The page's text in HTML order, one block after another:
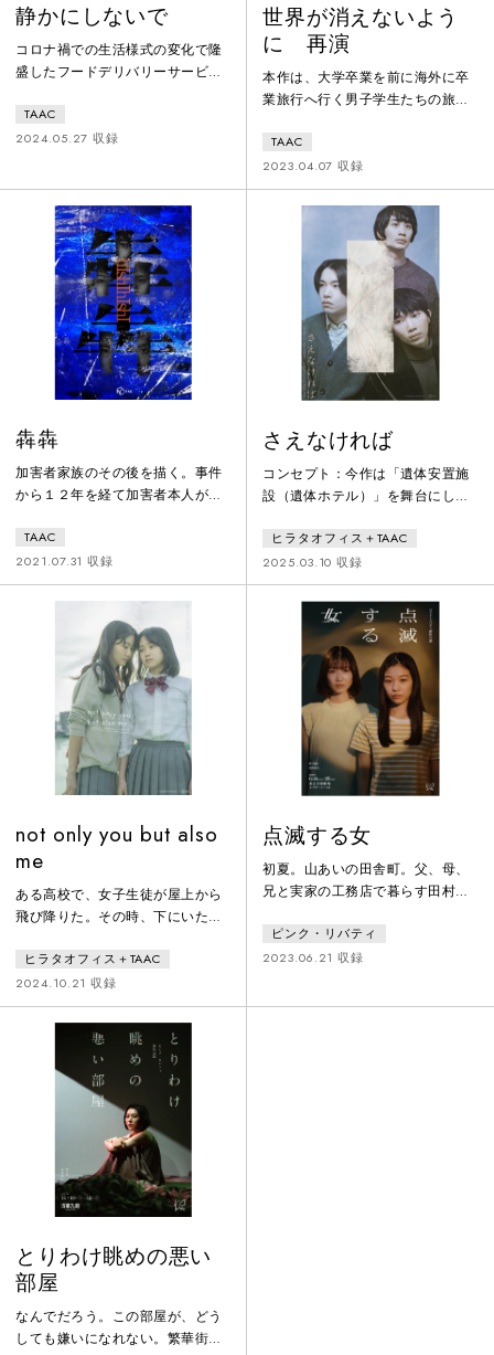
静かにしないで
コロナ禍での生活様式の変化で隆
盛したフードデリバリーサービス
の場はゴーストレストラン。デリ
バリー専門店のため第三者の介入
作ではトゥレット症の人物が登場
する。トゥレット症も、社会にま
だ実態が認知されていない。日常
では触れる機会の少ないゴースト
レストランやトゥレット症に演劇
が目を向け、他者に寛容的な社会
を目指す。
TAAC
2024.05.27 収録
世界が消えないよう
に 再演
本作は、大学卒業を前に海外に卒
業旅行へ行く男子学生たちの旅行
ルコール中毒で亡くした過去があ
る。友人を殺してしまった罪悪感
によって彼らは絆を深めてきたの
だが、その絆は友情なのか友情と
はまた別のものなのか、そして彼
らの絆は卒業とコロナ禍を機に消
えてしまうのか。コロナによって
奪われ消えてしまった尊い時間
や、家族・友人との絆や記憶につ
いて観客に考えさせる機会を創出
したい。
TAAC
2023.04.07 収録
犇犇
加害者家族のその後を描く。事件
から１２年を経て加害者本人が家
まる。大きく変わってしまった家
族がどのように再生していき、崩
壊していくのかということを通し
て、家族の営みについて考えさせ
るきっかけとしたい。また、コロ
ナ禍によってわれわれの日常／営
みにひしひしと迫り寄り、覆い尽
くそうとする不穏な空気感を描い
TAAC
2021.07.31 収録
さえなければ
コンセプト：今作は「遺体安置施
設（遺体ホテル）」を舞台にした
を迎えた日本において、この時代
だからこそ⽣まれた場所にフォー
カスを当て【いま】を切り取り描
く。あらすじ：ある住宅街で、自
治体による遺体ホテルの運営が始
まった。現在もなお、職員と施設
に反対する近隣住民の間で、侃侃
諤諤の論争が繰り広げられてい
る。そんなある日、1 体の遺体の
行方がわからなくなって…。
ヒラタオフィス＋TAAC
2025.03.10 収録
not only you but also
me
ある高校で、女子生徒が屋上から
飛び降りた。その時、下にいた別
た。ふたりは意識不明の状態で病
院に運ばれた。学校では生徒の母
親や教師たちが、責任の所在につ
いて本人不在のまま激論を交わし
ている。生徒/教師/親それぞれの
目線で事故前後の日々を紐解く中
で、思いもよらない事故の真相に
辿り着くのだった。言葉ばかりの
「多様性」が謳われるこの世界に
潜む、様々な『境界線』について
考察する。
ヒラタオフィス＋TAAC
2024.10.21 収録
点滅する女
初夏。山あいの田舎町。父、母、
兄と実家の工務店で暮らす田村鈴
でいた。表面的には仲の良い田村
家だが、５年前、長女・千鶴が亡
おかしくなっていた。ある昼下が
ピンク・リバティ
2023.06.21 収録
とりわけ眺めの悪い
部屋
なんでだろう。この部屋が、どう
しても嫌いになれない。繁華街に